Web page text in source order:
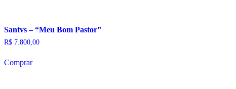
Santvs – “Meu Bom Pastor”
R$ 7.800,00
Comprar